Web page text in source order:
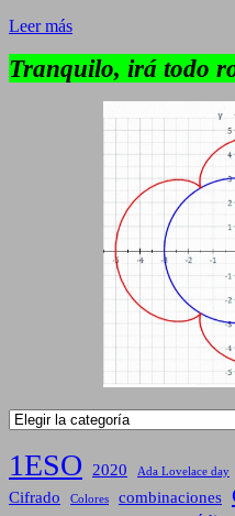
Leer más
Tranquilo, irá todo
Categorías
1ESO 2020 Ada Lovelace day
Cifrado Colores combinaciones